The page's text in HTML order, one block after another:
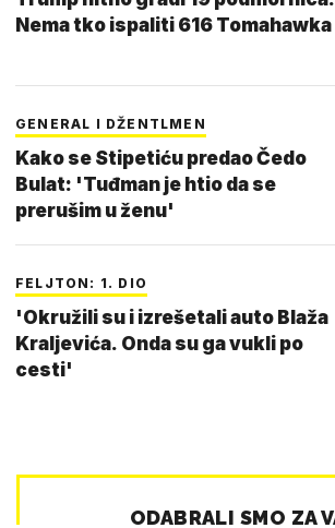
Nema tko ispaliti 616 Tomahawka
GENERAL I DŽENTLMEN
Kako se Stipetiću predao Čedo
Bulat: 'Tuđman je htio da se
prerušim u ženu'
FELJTON: 1. DIO
'Okružili su i izrešetali auto Blaža
Kraljevića. Onda su ga vukli po
cesti'